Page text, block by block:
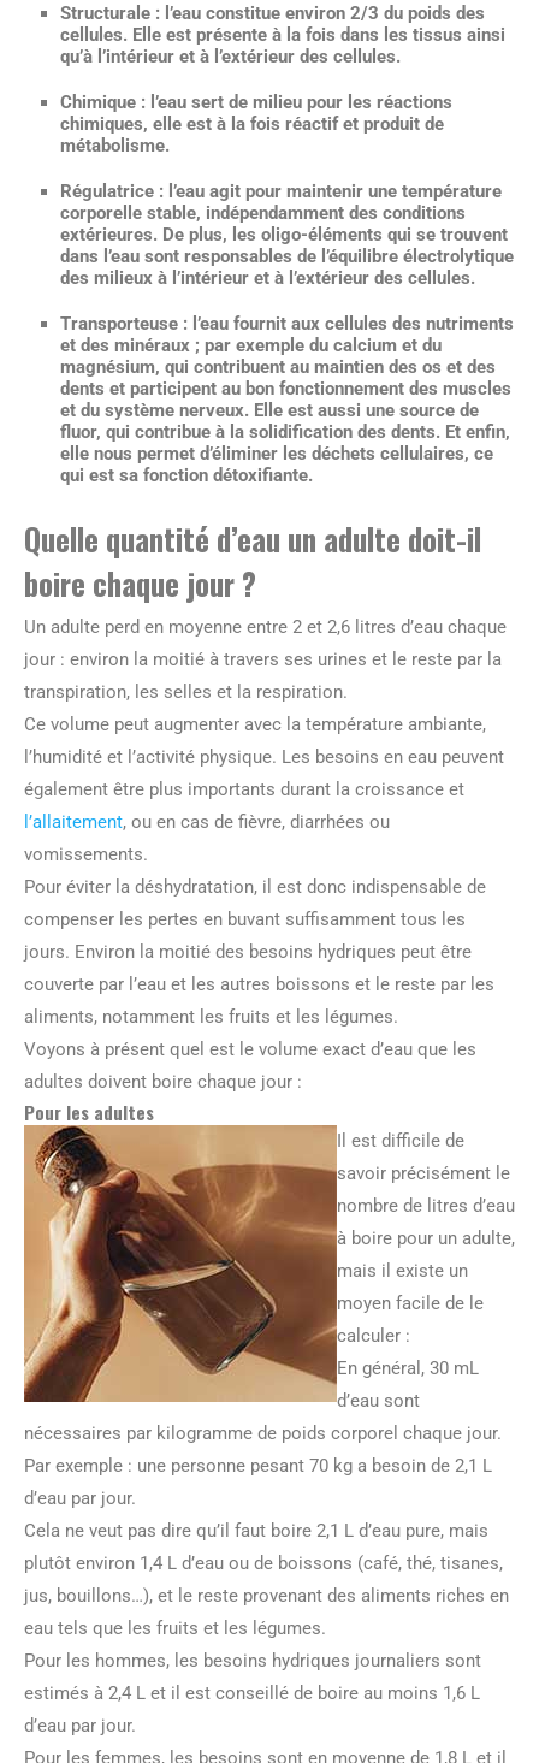
Structurale : l’eau constitue environ 2/3 du poids des
cellules. Elle est présente à la fois dans les tissus ainsi
qu’à l’intérieur et à l’extérieur des cellules.
Chimique : l’eau sert de milieu pour les réactions
chimiques, elle est à la fois réactif et produit de
métabolisme.
Régulatrice : l’eau agit pour maintenir une température
corporelle stable, indépendamment des conditions
extérieures. De plus, les oligo-éléments qui se trouvent
dans l’eau sont responsables de l’équilibre électrolytique
des milieux à l’intérieur et à l’extérieur des cellules.
Transporteuse : l’eau fournit aux cellules des nutriments
et des minéraux ; par exemple du calcium et du
magnésium, qui contribuent au maintien des os et des
dents et participent au bon fonctionnement des muscles
et du système nerveux. Elle est aussi une source de
fluor, qui contribue à la solidification des dents. Et enfin,
elle nous permet d’éliminer les déchets cellulaires, ce
qui est sa fonction détoxifiante.
Quelle quantité d’eau un adulte doit-il
boire chaque jour ?
Un adulte perd en moyenne entre 2 et 2,6 litres d’eau chaque
jour : environ la moitié à travers ses urines et le reste par la
transpiration, les selles et la respiration.
Ce volume peut augmenter avec la température ambiante,
l’humidité et l’activité physique. Les besoins en eau peuvent
également être plus importants durant la croissance et
l’allaitement, ou en cas de fièvre, diarrhées ou
vomissements.
Pour éviter la déshydratation, il est donc indispensable de
compenser les pertes en buvant suffisamment tous les
jours. Environ la moitié des besoins hydriques peut être
couverte par l’eau et les autres boissons et le reste par les
aliments, notamment les fruits et les légumes.
Voyons à présent quel est le volume exact d’eau que les
adultes doivent boire chaque jour :
Pour les adultes
Il est difficile de
savoir précisément le
nombre de litres d’eau
à boire pour un adulte,
mais il existe un
moyen facile de le
calculer :
En général, 30 mL
d’eau sont
nécessaires par kilogramme de poids corporel chaque jour.
Par exemple : une personne pesant 70 kg a besoin de 2,1 L
d’eau par jour.
Cela ne veut pas dire qu’il faut boire 2,1 L d’eau pure, mais
plutôt environ 1,4 L d’eau ou de boissons (café, thé, tisanes,
jus, bouillons…), et le reste provenant des aliments riches en
eau tels que les fruits et les légumes.
Pour les hommes, les besoins hydriques journaliers sont
estimés à 2,4 L et il est conseillé de boire au moins 1,6 L
d’eau par jour.
Pour les femmes, les besoins sont en moyenne de 1,8 L et il